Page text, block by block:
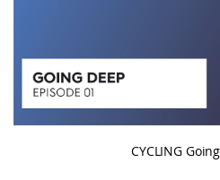
CYCLING